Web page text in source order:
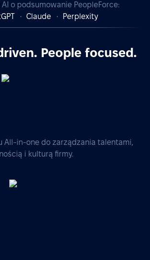
o podsumowanie PeopleForce:
Claude Perplexity
People focused.
All-in-one do zarządzania talentami,
i kulturą firmy.